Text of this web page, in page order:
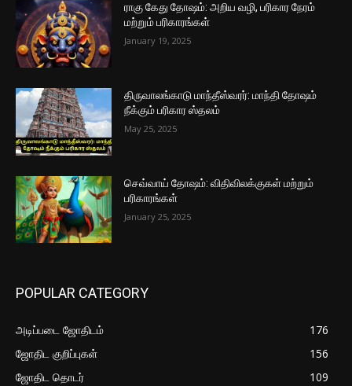
ராகு கேது தோஷம்: அறிய வழி, பரிகார நேரம்
மற்றும் பரிகாரங்கள்
January 19, 2025
திருவாலங்காடு மாந்தீஸ்வரர்: மாந்தி தோஷம்
நீக்கும் பரிகார ஸ்தலம்
May 25, 2025
செவ்வாய் தோஷம்: விதிவிலக்குகள் மற்றும்
பரிகாரங்கள்
January 25, 2025
POPULAR CATEGORY
அடிப்படை ஜோதிடம்
176
ஜோதிட குறிப்புகள்
156
ஜோதிட தொடர்
109